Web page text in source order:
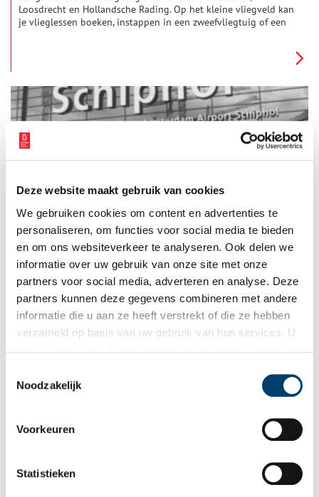
Deze website maakt gebruik van cookies
We gebruiken cookies om content en advertenties te
personaliseren, om functies voor social media te bieden
en om ons websiteverkeer te analyseren. Ook delen we
informatie over uw gebruik van onze site met onze
partners voor social media, adverteren en analyse. Deze
partners kunnen deze gegevens combineren met andere
informatie die u aan ze heeft verstrekt of die ze hebben
verzameld op basis van uw gebruik van hun services. U
Noodzakelijk
Voorkeuren
Statistieken
Loosdrecht en Hollandsche Rading. Op het kleine vliegveld kan
je vlieglessen boeken, instappen in een zweefvliegtuig of een
Naast de landingsbaan van Schiphol staat een huis. Het is het
woonhuis van het bejaarde echtpaar Wout en Jo de Rooij.
Grote buurman Schiphol heeft langzaam alle boerderijen en
dorpen in het gebied opgeslokt, maar de daglonerswoning van
de familie De Rooij is blijven staan. Nu hebben de kinderen en
kleinkinderen van Wout en Jo uitzicht op de vliegtuigen die
opstijgen vanaf de Buitenveldertbaan: ‘Een prachtgezicht’.
Wat is er achter het hek van de Hoorneboeg?
Het Franse leger trekt in 1795 onder generaal Pichegru ons